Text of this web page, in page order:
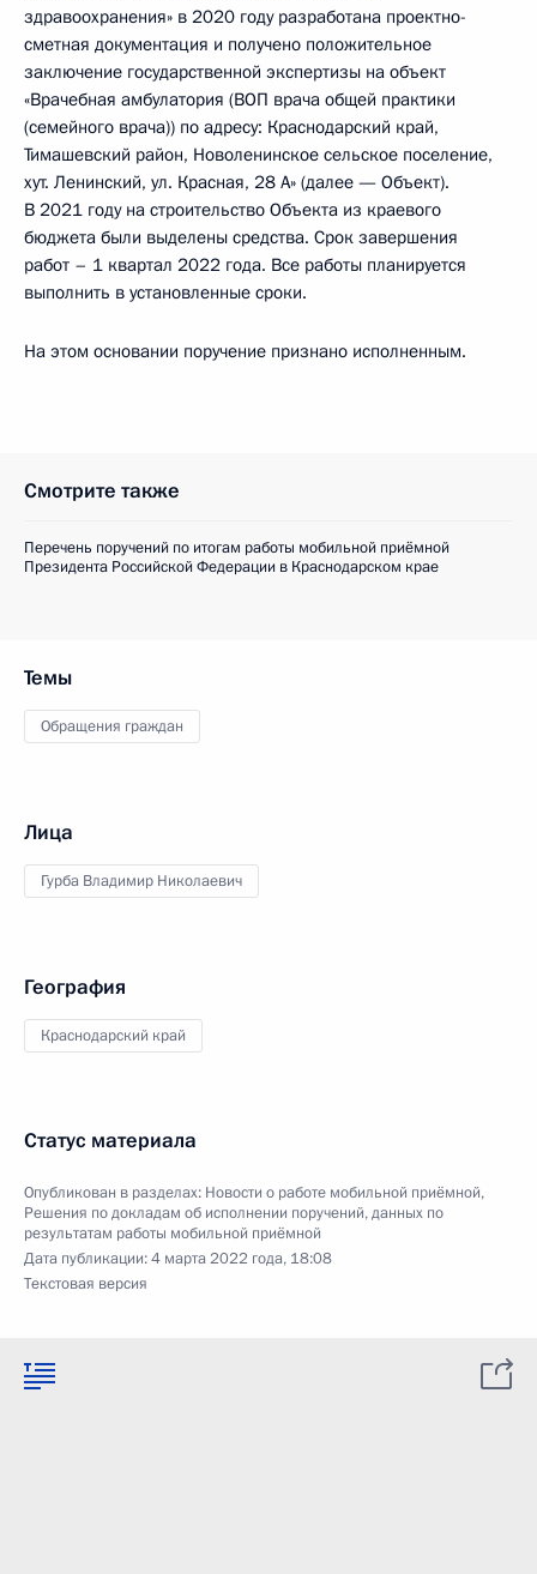
здравоохранения» в 2020 году разработана проектно-
сметная документация и получено положительное
заключение государственной экспертизы на объект
«Врачебная амбулатория (ВОП врача общей практики
(семейного врача)) по адресу: Краснодарский край,
Тимашевский район, Новоленинское сельское поселение,
хут. Ленинский, ул. Красная, 28 А» (далее — Объект).
В 2021 году на строительство Объекта из краевого
бюджета были выделены средства. Срок завершения
работ – 1 квартал 2022 года. Все работы планируется
выполнить в установленные сроки.
На этом основании поручение признано исполненным.
Смотрите также
Перечень поручений по итогам работы мобильной приёмной
Президента Российской Федерации в Краснодарском крае
Темы
Обращения граждан
Лица
Гурба Владимир Николаевич
География
Краснодарский край
Статус материала
Опубликован в разделах: Новости о работе мобильной приёмной,
Решения по докладам об исполнении поручений, данных по
результатам работы мобильной приёмной
Дата публикации:4 марта 2022 года, 18:08
Текстовая версия